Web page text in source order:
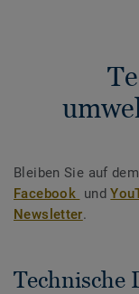
Bleiben Sie auf
Facebook und
Newsletter.
Technische